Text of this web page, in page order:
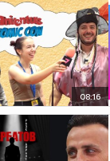
08:16